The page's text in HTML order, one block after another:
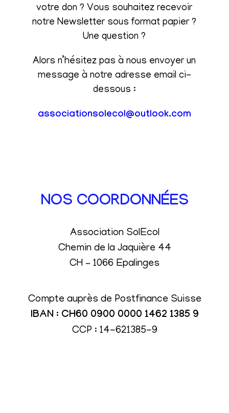
votre don ? Vous souhaitez recevoir
notre Newsletter sous format papier ?
Une question ?
Alors n’hésitez pas à nous envoyer un
message à notre adresse email ci-
dessous :
associationsolecol@outlook.com
NOS COORDONNÉES
Association SolEcol
Chemin de la Jaquière 44
CH – 1066 Epalinges
Compte auprès de Postfinance Suisse
IBAN : CH60 0900 0000 1462 1385 9
CCP : 14-621385-9